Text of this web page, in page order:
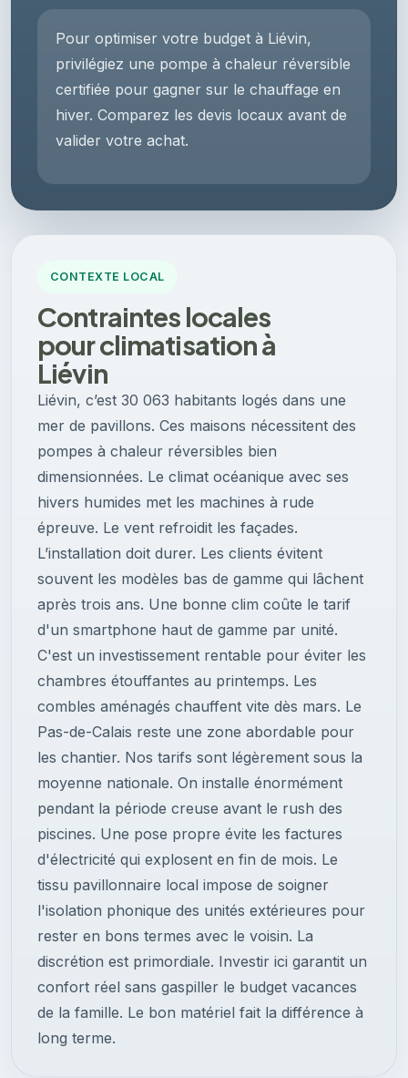
Pour optimiser votre budget à Liévin,
privilégiez une pompe à chaleur réversible
certifiée pour gagner sur le chauffage en
hiver. Comparez les devis locaux avant de
valider votre achat.
CONTEXTE LOCAL
Contraintes locales
pour climatisation à
Liévin
Liévin, c’est 30 063 habitants logés dans une
mer de pavillons. Ces maisons nécessitent des
pompes à chaleur réversibles bien
dimensionnées. Le climat océanique avec ses
hivers humides met les machines à rude
épreuve. Le vent refroidit les façades.
L’installation doit durer. Les clients évitent
souvent les modèles bas de gamme qui lâchent
après trois ans. Une bonne clim coûte le tarif
d'un smartphone haut de gamme par unité.
C'est un investissement rentable pour éviter les
chambres étouffantes au printemps. Les
combles aménagés chauffent vite dès mars. Le
Pas-de-Calais reste une zone abordable pour
les chantier. Nos tarifs sont légèrement sous la
moyenne nationale. On installe énormément
pendant la période creuse avant le rush des
piscines. Une pose propre évite les factures
d'électricité qui explosent en fin de mois. Le
tissu pavillonnaire local impose de soigner
l'isolation phonique des unités extérieures pour
rester en bons termes avec le voisin. La
discrétion est primordiale. Investir ici garantit un
confort réel sans gaspiller le budget vacances
de la famille. Le bon matériel fait la différence à
long terme.